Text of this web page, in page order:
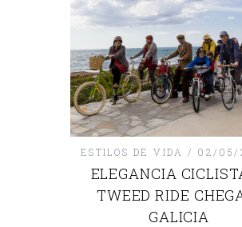
ESTILOS DE VIDA 02/05/
ELEGANCIA
TWEED RIDE
GALICIA